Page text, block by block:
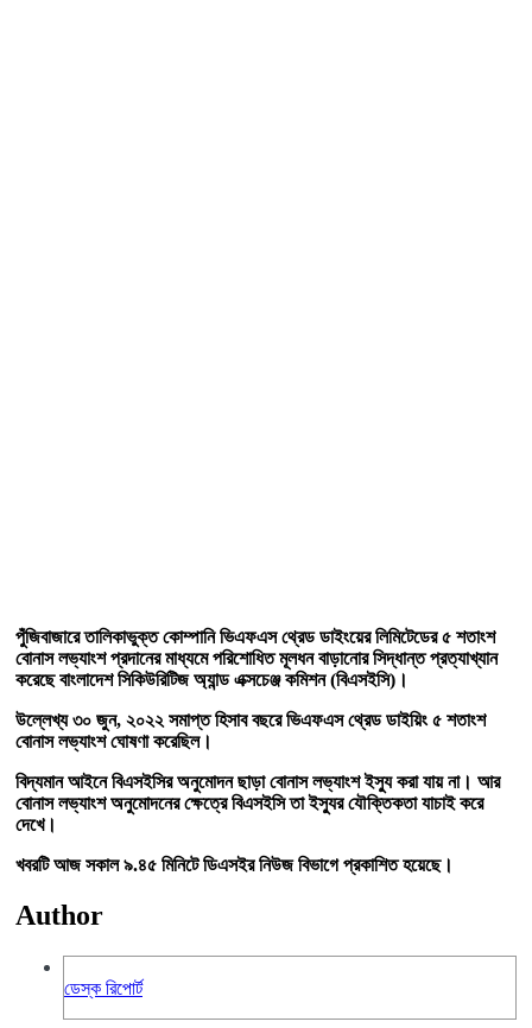
পুঁজিবাজারে তালিকাভুক্ত কোম্পানি ভিএফএস থ্রেড ডাইংয়ের লিমিটেডের ৫ শতাংশ
বোনাস লভ্যাংশ প্রদানের মাধ্যমে পরিশোধিত মূলধন বাড়ানোর সিদ্ধান্ত প্রত্যাখ্যান
করেছে বাংলাদেশ সিকিউরিটিজ অ্যান্ড এক্সচেঞ্জ কমিশন (বিএসইসি)।
উল্লেখ্য ৩০ জুন, ২০২২ সমাপ্ত হিসাব বছরে ভিএফএস থ্রেড ডাইয়িং ৫ শতাংশ
বোনাস লভ্যাংশ ঘোষণা করেছিল।
বিদ্যমান আইনে বিএসইসির অনুমোদন ছাড়া বোনাস লভ্যাংশ ইস্যু করা যায় না। আর
বোনাস লভ্যাংশ অনুমোদনের ক্ষেত্রে বিএসইসি তা ইস্যুর যৌক্তিকতা যাচাই করে
দেখে।
খবরটি আজ সকাল ৯.৪৫ মিনিটে ডিএসইর নিউজ বিভাগে প্রকাশিত হয়েছে।
Author
ডেস্ক রিপোর্ট